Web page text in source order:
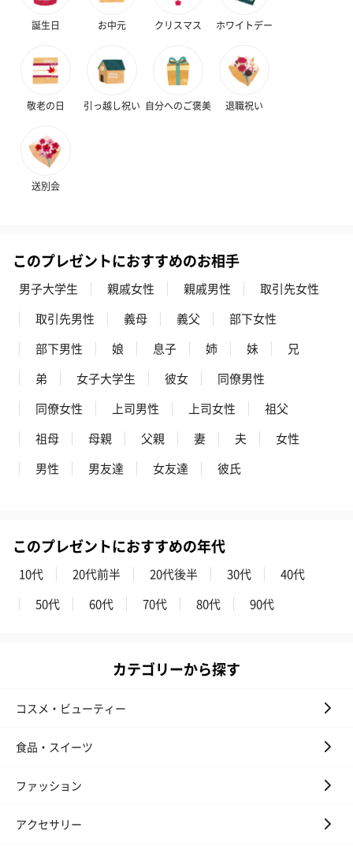
お酒
お酒を同梱してお届けいたします。
※20歳未満の方への酒類の販売はいたしません。
おつまみ・その他
お酒にぴったりのおつまみ・サプリを同梱してお届けいたしま
す。
ン）（981円）
誕生日 お中元 クリスマス ホワイトデー
敬老の日 引っ越し祝い 自分へのご褒美 退職祝い
送別会
このプレゼントにおすすめのお相手
男子大学生 親戚女性 親戚男性
取引先女性
取引先男性
義母 義父
部下女性
部下男性
娘 息子 姉 妹
兄
弟
女子大学生 彼女
同僚男性
同僚女性
上司男性 上司女性
祖父
祖母
母親 父親 妻 夫
女性
男性
男友達 女友達 彼氏
このプレゼントにおすすめの年代
10代 20代前半 20代後半 30代
40代
50代
60代 70代 80代 90代
カテゴリーから探す
コスメ・ビューティー
食品・スイーツ
ファッション
アクセサリー